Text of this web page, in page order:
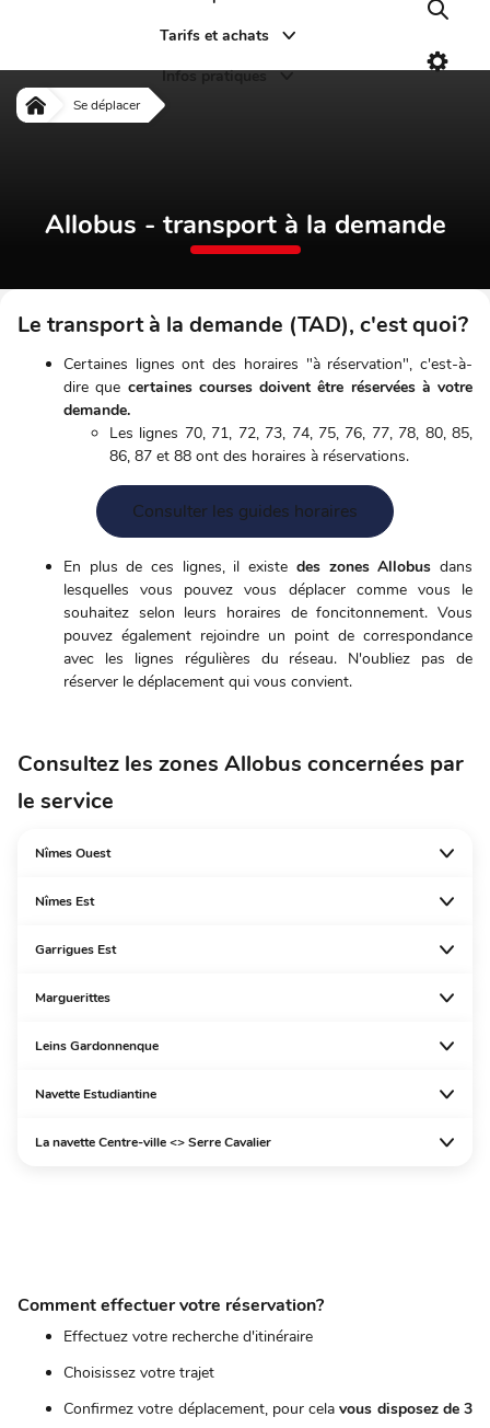
Tarifs et achats
Infos pratiques
Se déplacer
Allobus - transport à la demande
Allobus - transport à la demande
Le transport à la demande (TAD), c'est quoi?
Certaines lignes ont des horaires "à réservation", c'est-à-
dire que certaines courses doivent être réservées à votre
demande.
Les lignes 70, 71, 72, 73, 74, 75, 76, 77, 78, 80, 85,
86, 87 et 88 ont des horaires à réservations.
Consulter les guides horaires
En plus de ces lignes, il existe des zones Allobusdans
lesquelles vous pouvez vous déplacer comme vous le
souhaitez selon leurs horaires de foncitonnement. Vous
pouvez également rejoindre un point de correspondance
avec les lignes régulières du réseau. N'oubliez pas de
réserver le déplacement qui vous convient.
Consultez les zones Allobus concernées par
le service
Nîmes Ouest
Nîmes Est
Garrigues Est
Marguerittes
Leins Gardonnenque
Navette Estudiantine
La navette Centre-ville <> Serre Cavalier
Comment effectuer votre réservation?
Effectuez votre recherche d'itinéraire
Choisissez votre trajet
Confirmez votre déplacement, pour celavous disposez de 3